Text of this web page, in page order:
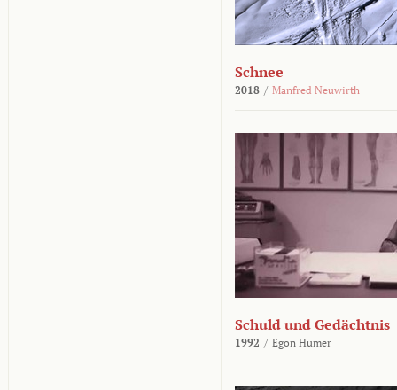
Schnee
2018 / Manfred Neuwirth
Schuld und Gedächtnis
1992 / Egon Humer